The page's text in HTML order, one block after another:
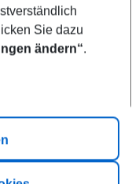
Sie dazu
ändern“.